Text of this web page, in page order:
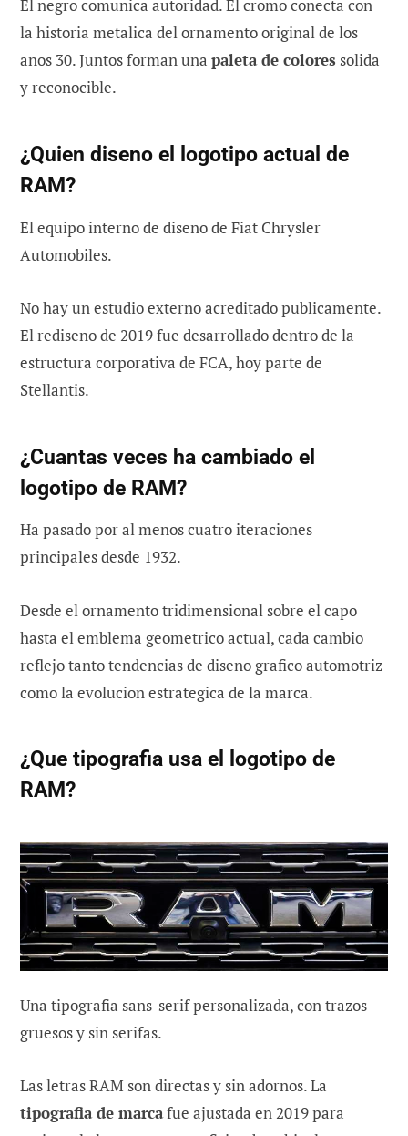
El negro comunica autoridad. El cromo conecta con
la historia metalica del ornamento original de los
anos 30. Juntos forman una paleta de colores solida
y reconocible.
¿Quien diseno el logotipo actual de
RAM?
El equipo interno de diseno de Fiat Chrysler
Automobiles.
No hay un estudio externo acreditado publicamente.
El rediseno de 2019 fue desarrollado dentro de la
estructura corporativa de FCA, hoy parte de
Stellantis.
¿Cuantas veces ha cambiado el
logotipo de RAM?
Ha pasado por al menos cuatro iteraciones
principales desde 1932.
Desde el ornamento tridimensional sobre el capo
hasta el emblema geometrico actual, cada cambio
reflejo tanto tendencias de diseno grafico automotriz
como la evolucion estrategica de la marca.
¿Que tipografia usa el logotipo de
RAM?
Una tipografia sans-serif personalizada, con trazos
gruesos y sin serifas.
Las letras RAM son directas y sin adornos. La
tipografia de marcafue ajustada en 2019 para